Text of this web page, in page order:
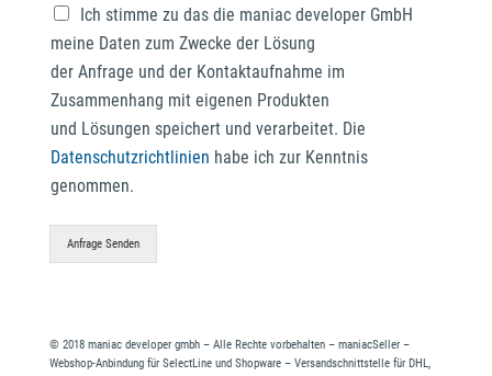
Ich stimme zu das die maniac developer GmbH
meine Daten zum Zwecke der Lösung
der Anfrage und der Kontaktaufnahme im
Zusammenhang mit eigenen Produkten
und Lösungen speichert und verarbeitet. Die
Datenschutzrichtlinien habe ich zur Kenntnis
genommen.
Anfrage Senden
© 2018 maniac developer gmbh – Alle Rechte vorbehalten – maniacSeller –
Webshop-Anbindung für SelectLine und Shopware – Versandschnittstelle für DHL,